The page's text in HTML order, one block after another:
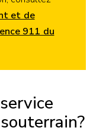
et de
911 du